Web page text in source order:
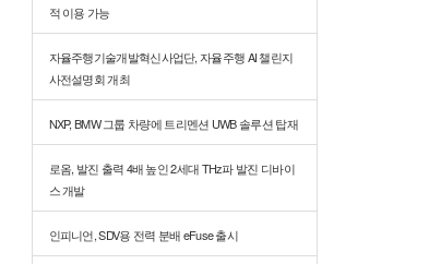
적 이용 가능
자율주행기술개발혁신사업단, 자율주행 AI 챌린지
사전설명회 개최
NXP, BMW 그룹 차량에 트리멘션 UWB 솔루션 탑재
로옴, 발진 출력 4배 높인 2세대 THz파 발진 디바이
스 개발
인피니언, SDV용 전력 분배 eFuse 출시